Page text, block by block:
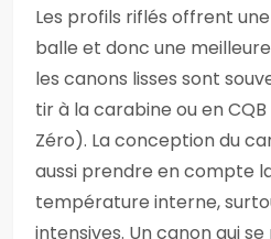
Les profils riflés offrent
balle et donc une
les canons lisses sont
tir à la carabine ou en
Zéro). La conception du
aussi prendre en compte
température interne,
intensives. Un canon qui